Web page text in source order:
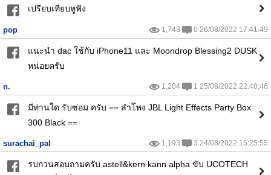
เปรียบเทียบหูฟัง
pop 1,743 0 26/08/2022 17:41:49
แนะนำ dac ใช้กับ iPhone11 และ Moondrop Blessing2 DUSK
หน่อยครับ
n. 1,204 1 25/08/2022 22:40:46
มีท่านใด รับซ่อม ครับ == ลำโพง JBL Light Effects Party Box
300 Black ==
surachai_pal 1,193 3 24/08/2022 15:25:55
รบกวนสอบถามครับ astell&kern kann alpha ขับ UCOTECH